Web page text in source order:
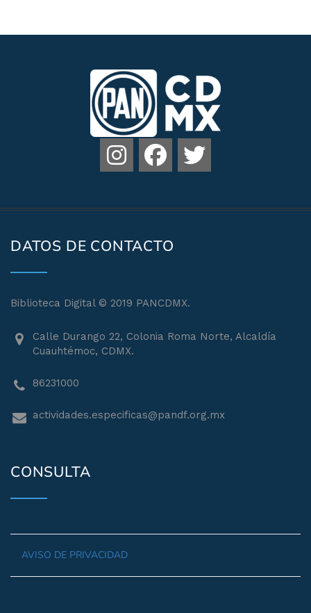
DATOS DE CONTACTO
Biblioteca Digital © 2019 PANCDMX.
Calle Durango 22, Colonia Roma Norte, Alcaldía
Cuauhtémoc, CDMX.
86231000
actividades.especificas@pandf.org.mx
CONSULTA
AVISO DE PRIVACIDAD